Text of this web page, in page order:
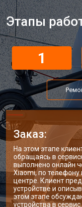
Этапы
1
Заказ:
На этом этапе
обращаясь в
выполнено онлайн
Xiaomi, по телефону
центре. Клиент
устройстве и
этом этапе
устройства в сервис.